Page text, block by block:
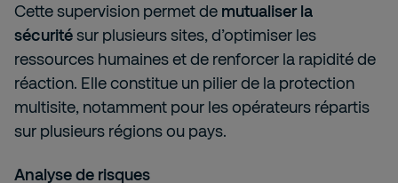
Cette supervision permet de mutualiser la
sécuritésur plusieurs sites, d’optimiser les
ressources humaines et de renforcer la rapidité de
réaction. Elle constitue un pilier de la protection
multisite, notamment pour les opérateurs répartis
sur plusieurs régions ou pays.
Analyse de risques